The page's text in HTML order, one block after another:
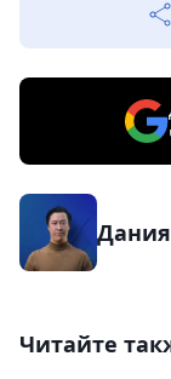
Читайте